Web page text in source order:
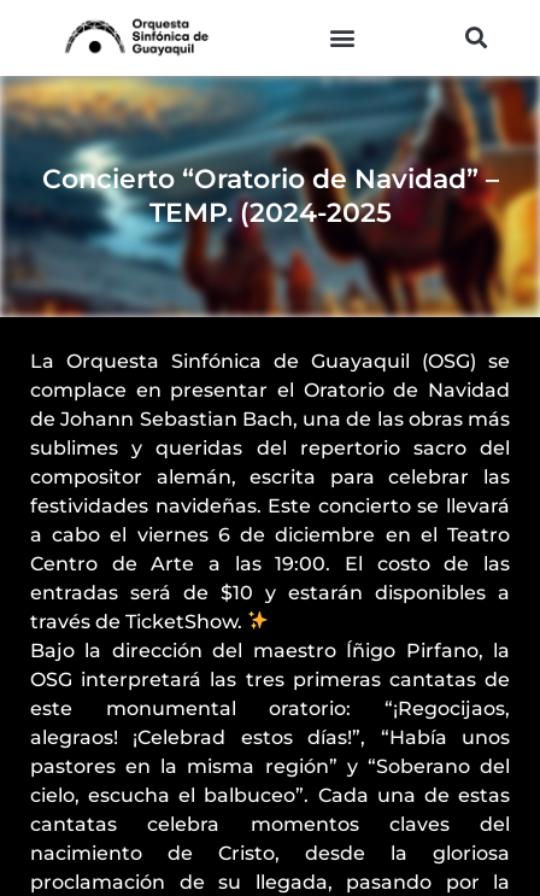
contenido
Concierto “Oratorio de Navidad” –
TEMP. (2024-2025
La Orquesta Sinfónica de Guayaquil (OSG) se
complace en presentar el Oratorio de Navidad
de Johann Sebastian Bach, una de las obras más
sublimes y queridas del repertorio sacro del
compositor alemán, escrita para celebrar las
festividades navideñas. Este concierto se llevará
a cabo el viernes 6 de diciembre en el Teatro
Centro de Arte a las 19:00. El costo de las
entradas será de $10 y estarán disponibles a
través de TicketShow.
Bajo la dirección del maestro Íñigo Pirfano, la
OSG interpretará las tres primeras cantatas de
este monumental oratorio: “¡Regocijaos,
alegraos! ¡Celebrad estos días!”, “Había unos
pastores en la misma región” y “Soberano del
cielo, escucha el balbuceo”. Cada una de estas
cantatas celebra momentos claves del
nacimiento de Cristo, desde la gloriosa
proclamación de su llegada, pasando por la